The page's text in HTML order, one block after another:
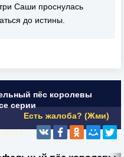
Саши проснулась
до истины.
пёс королевы
серии
Есть жалоба? (Жми)
чел.)